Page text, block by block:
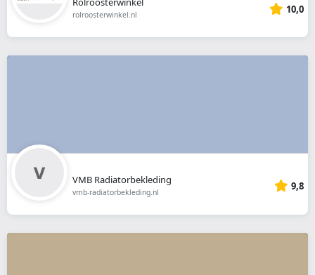
rolroosterwinkel.nl 10,0
VMB Radiatorbekleding
vmb-radiatorbekleding.nl 9,8